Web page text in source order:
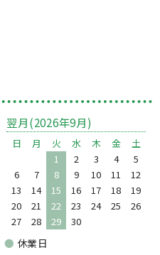
翌月(2026年9月)
日 月 火 水 木 金
土
1
2 3 4
5
6
7 8 9 10 11
12
13
14 15 16 17 18
19
20
21 22 23 24 25
26
27
28 29 30
● 休業日